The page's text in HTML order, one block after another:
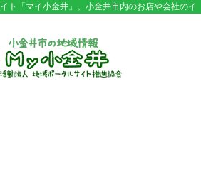
ト「マイ小金井」。小金井市内のお店や会社のイ